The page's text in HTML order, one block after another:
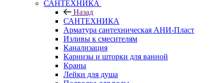
САНТЕХНИКА
Назад
САНТЕХНИКА
Арматура сантехническая АНИ-Пласт
Изливы к смесителям
Канализация
Карнизы и шторки для ванной
Краны
Лейки для душа